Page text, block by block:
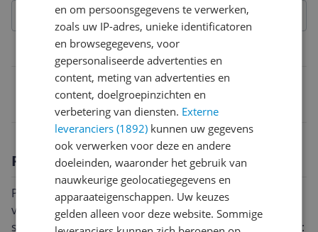
Belangrijkste kenmerken
4057171189832
Productomschrijving
Professioneel snoeien van planten voor het
vormgeven van aquariumlandschappen: Rechte
snoeischaar voor aquascaping Comfortabel in gebruik:
en om persoonsgegevens te verwerken,
zoals uw IP-adres, unieke identificatoren
en browsegegevens, voor
gepersonaliseerde advertenties en
content, meting van advertenties en
content, doelgroepinzichten en
verbetering van diensten. Externe
leveranciers (1892) kunnen uw gegevens
ook verwerken voor deze en andere
doeleinden, waaronder het gebruik van
nauwkeurige geolocatiegegevens en
apparaateigenschappen. Uw keuzes
gelden alleen voor deze website. Sommige